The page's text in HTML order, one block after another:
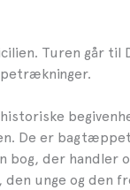
Turen går til
De er
bog, der handler
den unge og den